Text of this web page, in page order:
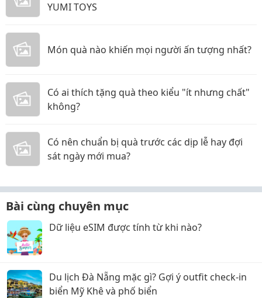
YUMI TOYS
Món quà nào khiến mọi người ấn tượng nhất?
Có ai thích tặng quà theo kiểu "ít nhưng chất"
không?
Có nên chuẩn bị quà trước các dịp lễ hay đợi
sát ngày mới mua?
Bài cùng chuyên mục
Dữ liệu eSIM được tính từ khi nào?
Du lịch Đà Nẵng mặc gì? Gợi ý outfit check-in
biển Mỹ Khê và phố biển